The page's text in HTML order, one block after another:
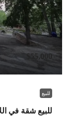
$55,000
للبيع
للبيع شقة في